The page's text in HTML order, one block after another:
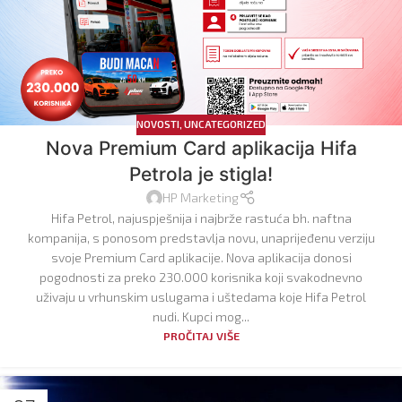
NOVOSTI UNCATEGORIZED
Nova Premium Card aplikacija Hifa
Petrola je stigla!
HP Marketing
Hifa Petrol, najuspješnija i najbrže rastuća bh. naftna
kompanija, s ponosom predstavlja novu, unaprijeđenu verziju
svoje Premium Card aplikacije. Nova aplikacija donosi
pogodnosti za preko 230.000 korisnika koji svakodnevno
uživaju u vrhunskim uslugama i uštedama koje Hifa Petrol
nudi. Kupci mog...
PROČITAJ VIŠE